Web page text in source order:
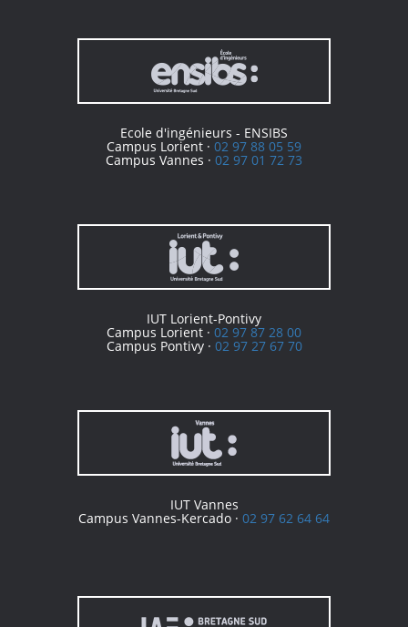
Ecole d'ingénieurs - ENSIBS
Campus Lorient · 02 97 88 05 59
Campus Vannes · 02 97 01 72 73
IUT Lorient-Pontivy
Campus Lorient · 02 97 87 28 00
Campus Pontivy · 02 97 27 67 70
IUT Vannes
Campus Vannes-Kercado · 02 97 62 64 64